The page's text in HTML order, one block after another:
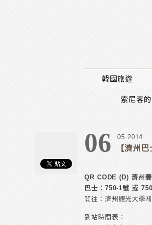
Main Menu
韓國旅遊
索尼客
06 05.2014
【濟州
QR CODE (D) 濟州賽
巴士： 750-1號 或
開往：濟州觀光大學
到站時間表：